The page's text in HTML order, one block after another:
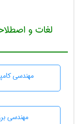
لغات و
مهندسی
مهندسی